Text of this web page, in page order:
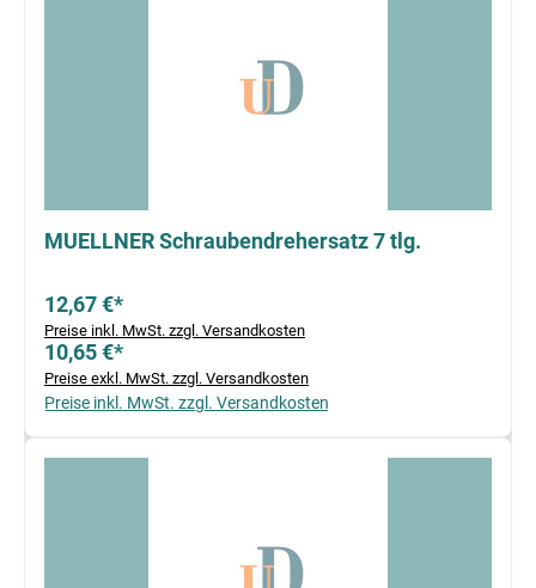
MUELLNER Schraubendrehersatz 7 tlg.
12,67 €*
Preise inkl. MwSt. zzgl. Versandkosten
10,65 €*
Preise exkl. MwSt. zzgl. Versandkosten
Preise inkl. MwSt. zzgl. Versandkosten